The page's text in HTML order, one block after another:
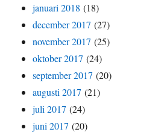
januari 2018 (18)
december 2017 (27)
november 2017 (25)
oktober 2017 (24)
september 2017 (20)
augusti 2017 (21)
juli 2017 (24)
juni 2017 (20)